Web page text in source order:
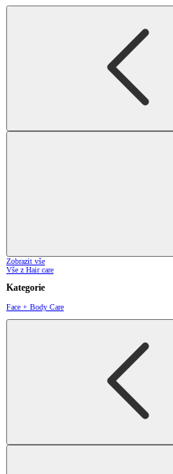
Zobrazit vše
Vše z Hair care
Kategorie
Face + Body Care